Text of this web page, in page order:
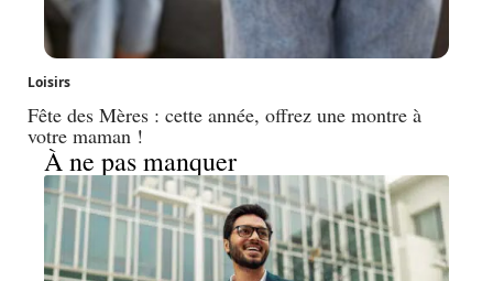
Loisirs
Fête des Mères : cette année, offrez une montre à
votre maman !
À ne pas manquer